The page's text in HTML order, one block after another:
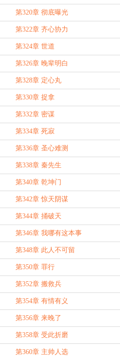
第320章 彻底曝光
第322章 齐心协力
第324章 世道
第326章 晚辈明白
第328章 定心丸
第330章 捉拿
第332章 密谋
第334章 死寂
第336章 圣心难测
第338章 秦先生
第340章 乾坤门
第342章 惊天阴谋
第344章 捅破天
第346章 我哪有这本事
第348章 此人不可留
第350章 罪行
第352章 搬救兵
第354章 有情有义
第356章 来晚了
第358章 受此折磨
第360章 主帅人选